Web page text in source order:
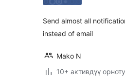
Send almost all
instead of email
Mako N
10+ активдүү